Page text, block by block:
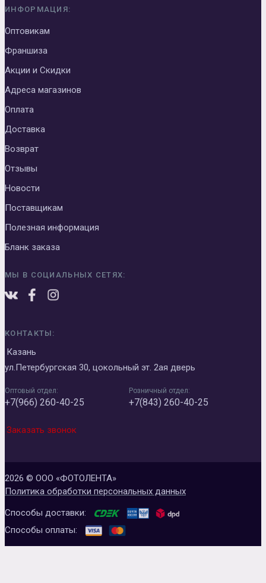
ИНФОРМАЦИЯ:
Оптовикам
Франшиза
Акции и Скидки
Адреса магазинов
Оплата
Доставка
Возврат
Отзывы
Новости
Поставщикам
Полезная информация
Бланк заказа
МЫ В СОЦИАЛЬНЫХ СЕТЯХ:
КОНТАКТЫ:
Казань
ул.Петербургская 30, цокольный эт. 2ая дверь
Оптовый отдел:
+7(966) 260-40-25
Розничный отдел:
+7(843) 260-40-25
Заказать звонок
2026 © ООО «ФОТОЛЕНТА»
Политика обработки персональных данных
Способы доставки:
Способы оплаты: